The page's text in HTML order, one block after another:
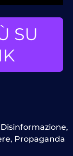
SU
Disinformazione,
, Propaganda